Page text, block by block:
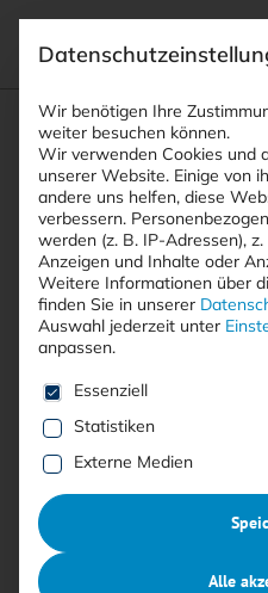
Suchfeld
Breadcrumb-Navigation
STARTSEITE AUTOREN
Alle Beiträge
Baumgartner
Keine Beiträge gefunden
Wir benötigen Ihre
weiter besuchen können.
Wir verwenden Cookies und
unserer Website. Einige von
andere uns helfen, diese
verbessern.
werden (z. B. IP-Adressen),
Anzeigen und Inhalte oder
Weitere Informationen über
finden Sie in unserer
Auswahl jederzeit unter
anpassen.
Es folgt eine Liste der
Essenziell
Statistiken
Externe Medien
Alle